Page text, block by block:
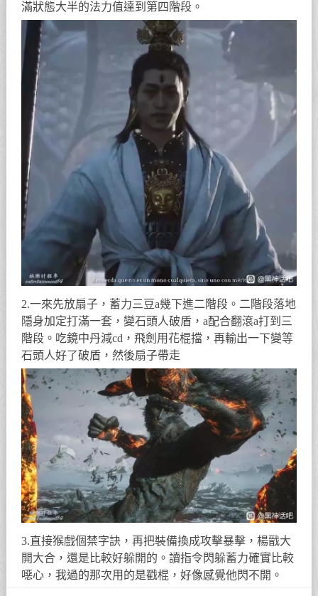
滿狀態大半的法力值達到第四階段。
2.一來先放扇子，蓄力三豆a幾下進二階段。二階段落地
隱身加定打滿一套，變石頭人破盾，a配合翻滾a打到三
階段。吃鏡中丹減cd，飛劍用花棍擋，再輸出一下變等
石頭人好了破盾，然後扇子帶走
3.直接猴戲個禁字訣，再把裝備換成攻擊暴擊，楊戩大
開大合，還是比較好躲開的。讀指令閃躲蓄力確實比較
噁心，我過的那次用的是戳棍，好像感覺他閃不開。